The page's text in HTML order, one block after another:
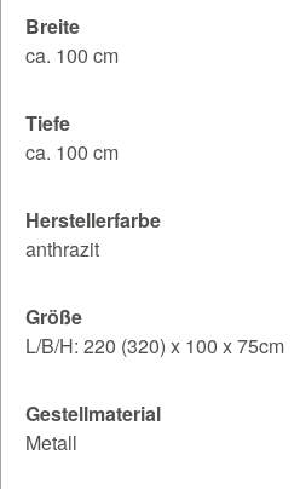
Breite
ca. 100 cm
Tiefe
ca. 100 cm
Herstellerfarbe
anthrazit
Größe
L/B/H: 220 (320) x 100 x 75cm
Gestellmaterial
Metall